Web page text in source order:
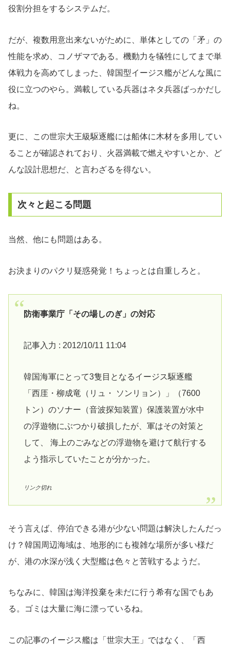
役割分担をするシステムだ。
だが、複数用意出来ないがために、単体としての「矛」の
性能を求め、コノザマである。機動力を犠牲にしてまで単
体戦力を高めてしまった、韓国型イージス艦がどんな風に
役に立つのやら。満載している兵器はネタ兵器ばっかだし
ね。
更に、この世宗大王級駆逐艦には船体に木材を多用してい
ることが確認されており、火器満載で燃えやすいとか、ど
んな設計思想だ、と言わざるを得ない。
次々と起こる問題
当然、他にも問題はある。
お決まりのパクリ疑惑発覚！ちょっとは自重しろと。
防衛事業庁「その場しのぎ」の対応
記事入力 : 2012/10/11 11:04
韓国海軍にとって3隻目となるイージス駆逐艦
「西厓・柳成竜（リュ・ ソンリョン）」（7600
トン）のソナー（音波探知装置）保護装置が水中
の浮遊物にぶつかり破損したが、軍はその対策と
して、 海上のごみなどの浮遊物を避けて航行する
よう指示していたことが分かった。
リンク切れ
そう言えば、停泊できる港が少ない問題は解決したんだっ
け？韓国周辺海域は、地形的にも複雑な場所が多い様だ
が、港の水深が浅く大型艦は色々と苦戦するようだ。
ちなみに、韓国は海洋投棄を未だに行う希有な国でもあ
る。ゴミは大量に海に漂っているね。
この記事のイージス艦は「世宗大王」ではなく、「西